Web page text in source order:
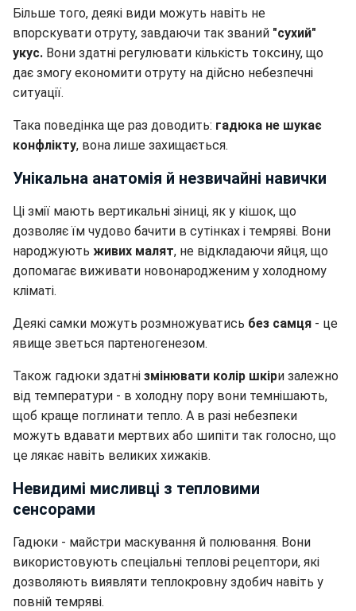
Більше того, деякі види можуть навіть не
впорскувати отруту, завдаючи так званий "сухий"
укус. Вони здатні регулювати кількість токсину, що
дає змогу економити отруту на дійсно небезпечні
ситуації.
Така поведінка ще раз доводить: гадюка не шукає
конфлікту, вона лише захищається.
Унікальна анатомія й незвичайні навички
Ці змії мають вертикальні зіниці, як у кішок, що
дозволяє їм чудово бачити в сутінках і темряві. Вони
народжують живих малят, не відкладаючи яйця, що
допомагає виживати новонародженим у холодному
кліматі.
Деякі самки можуть розмножуватись без самця - це
явище зветься партеногенезом.
Також гадюки здатні змінювати колір шкіри залежно
від температури - в холодну пору вони темнішають,
щоб краще поглинати тепло. А в разі небезпеки
можуть вдавати мертвих або шипіти так голосно, що
це лякає навіть великих хижаків.
Невидимі мисливці з тепловими
сенсорами
Гадюки - майстри маскування й полювання. Вони
використовують спеціальні теплові рецептори, які
дозволяють виявляти теплокровну здобич навіть у
повній темряві.